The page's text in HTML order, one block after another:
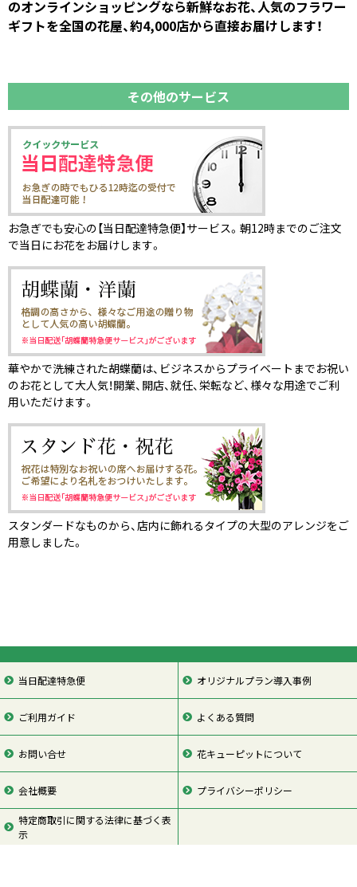
のオンラインショッピングなら新鮮なお花、人気のフラワー
ギフトを全国の花屋、約4,000店から直接お届けします！
その他のサービス
お急ぎでも安心の【当日配達特急便】サービス。朝12時までのご注文
で当日にお花をお届けします。
華やかで洗練された胡蝶蘭は、ビジネスからプライベートまでお祝い
のお花として大人気！開業、開店、就任、栄転など、様々な用途でご利
用いただけます。
スタンダードなものから、店内に飾れるタイプの大型のアレンジをご
用意しました。
当日配達特急便 オリジナルプラン導入事例
ご利用ガイド よくある質問
お問い合せ 花キューピットについて
会社概要 プライバシーポリシー
特定商取引に関する法律に基づく表
示